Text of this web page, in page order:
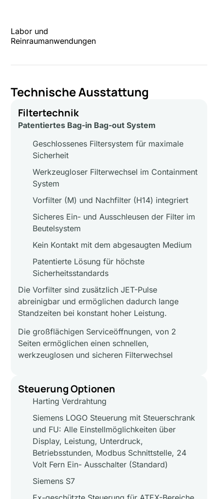
Labor und
Reinraumanwendungen
Technische Ausstattung
Filtertechnik
Patentiertes Bag-in Bag-out System
Geschlossenes Filtersystem für maximale
Sicherheit
Werkzeugloser Filterwechsel im Containment
System
Vorfilter (M) und Nachfilter (H14) integriert
Sicheres Ein- und Ausschleusen der Filter im
Beutelsystem
Kein Kontakt mit dem abgesaugten Medium
Patentierte Lösung für höchste
Sicherheitsstandards
Die Vorfilter sind zusätzlich JET-Pulse
abreinigbar und ermöglichen dadurch lange
Standzeiten bei konstant hoher Leistung.
Die großflächigen Serviceöffnungen, von 2
Seiten ermöglichen einen schnellen,
werkzeuglosen und sicheren Filterwechsel
Steuerung Optionen
Harting Verdrahtung
Siemens LOGO Steuerung mit Steuerschrank
und FU: Alle Einstellmöglichkeiten über
Display, Leistung, Unterdruck,
Betriebsstunden, Modbus Schnittstelle, 24
Volt Fern Ein- Ausschalter (Standard)
Siemens S7